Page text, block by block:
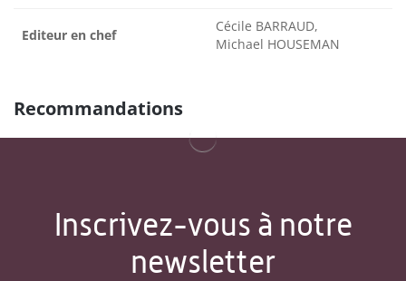
Editeur en chef
Cécile BARRAUD,
Michael HOUSEMAN
Recommandations
Inscrivez-vous à notre
newsletter